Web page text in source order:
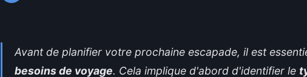
Avant de planifier votre prochaine escapade, il est
besoins de voyage. Cela implique d'abord d'identifier le